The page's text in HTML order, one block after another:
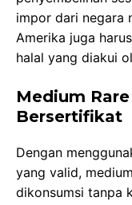
impor dari negara
Amerika juga
halal yang diakui
Medium
Bersertifikat
Dengan
yang valid,
dikonsumsi tanpa